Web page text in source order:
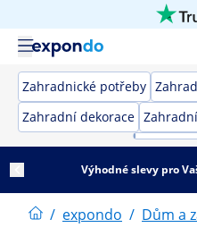
Zahradnické potřeby
Zahradní dekorace
Výhodné slevy pro
/ expondo / Dům a